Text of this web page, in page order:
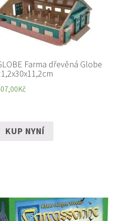
Farma dřevěná Globe
Kč
KUP NYNÍ